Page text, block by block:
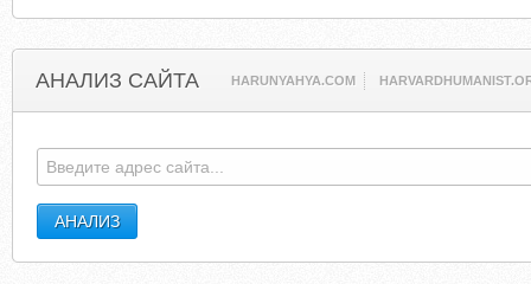
АНАЛИЗ САЙТА HARUNYAHYA.COM